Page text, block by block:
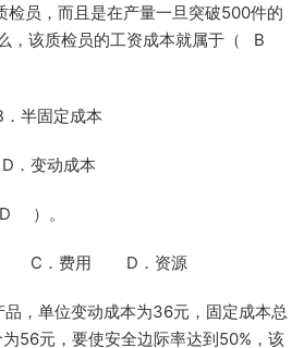
检员，而且是在产量一旦突破500件的
，该质检员的工资成本就属于（ B
固定成本
变动成本
）。
C．费用 D．资源
，单位变动成本为36元，固定成本总
56元，要使安全边际率达到50%，该